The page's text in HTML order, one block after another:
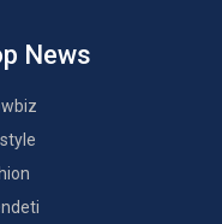
News